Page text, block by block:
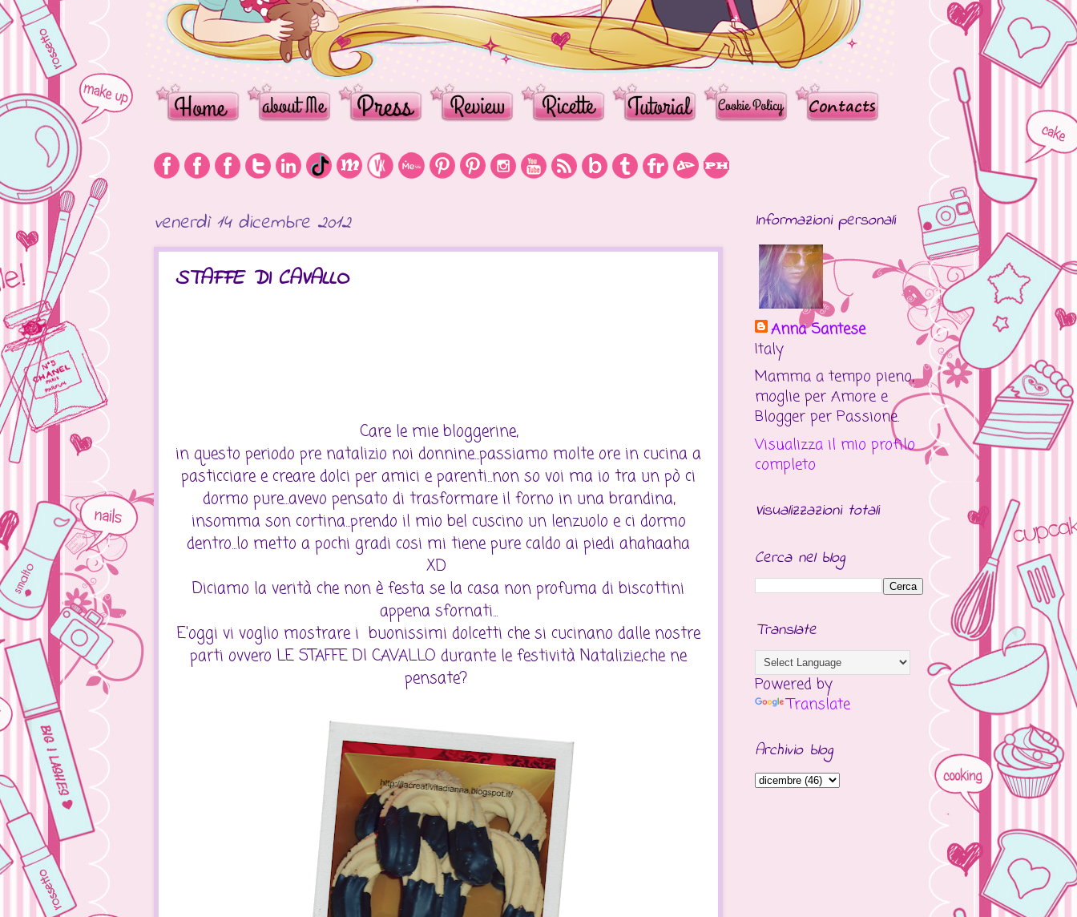
venerdì 14 dicembre 2012
STAFFE DI CAVALLO
Care le mie bloggerine,
in questo periodo pre natalizio noi donnine...passiamo molte ore in cucina a
pasticciare e creare dolci per amici e parenti...non so voi ma io tra un pò ci
dormo pure...avevo pensato di trasformare il forno in una brandina,
insomma son cortina...prendo il mio bel cuscino un lenzuolo e ci dormo
dentro...lo metto a pochi gradi cosi mi tiene pure caldo ai piedi ahahaaha
XD
Diciamo la verità che non è festa se la casa non profuma di biscottini
appena sfornati...
E'oggi vi voglio mostrare i buonissimi dolcetti che si cucinano dalle nostre
parti ovvero LE STAFFE DI CAVALLO durante le festività Natalizie,che ne
pensate?
Informazioni personali
Anna Santese
Italy
Mamma a tempo pieno,
moglie per Amore e
Blogger per Passione.
Visualizza il mio profilo
completo
Visualizzazioni totali
Cerca nel blog
Translate
Powered by
Translate
Archivio blog